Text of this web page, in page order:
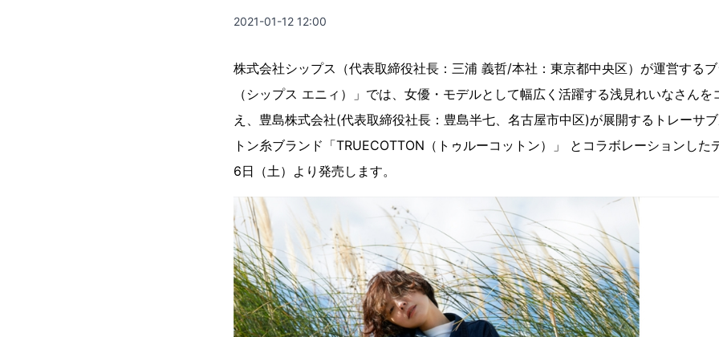
2021-01-12 12:00
株式会社シップス（代表取締役社長：三浦 義哲/本社：東京都中央区）が運営する
（シップス エニィ）」では、女優・モデルとして幅広く活躍する浅見れいなさん
え、豊島株式会社(代表取締役社長：豊島半七、名古屋市中区)が展開するトレーサ
トン糸ブランド「TRUECOTTON（トゥルーコットン）」 とコラボレーションした
6日（土）より発売します。